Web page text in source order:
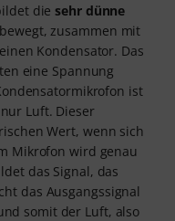
diesehr dünne
zusammen mit
Kondensator. Das
eine Spannung
ist
Luft. Dieser
Wert, wenn sich
Mikrofon wird genau
das Signal, das
das Ausgangssignal
somit der Luft, also